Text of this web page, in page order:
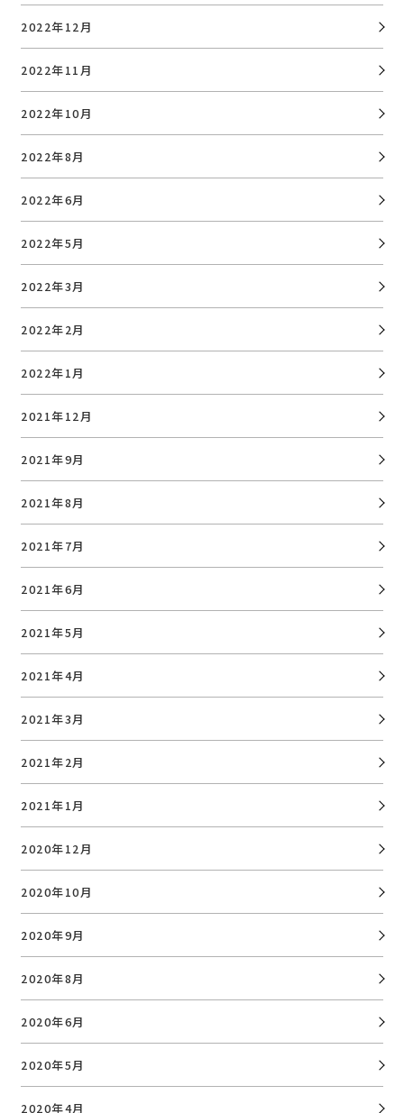
2022年12月
2022年11月
2022年10月
2022年8月
2022年6月
2022年5月
2022年3月
2022年2月
2022年1月
2021年12月
2021年9月
2021年8月
2021年7月
2021年6月
2021年5月
2021年4月
2021年3月
2021年2月
2021年1月
2020年12月
2020年10月
2020年9月
2020年8月
2020年6月
2020年5月
2020年4月